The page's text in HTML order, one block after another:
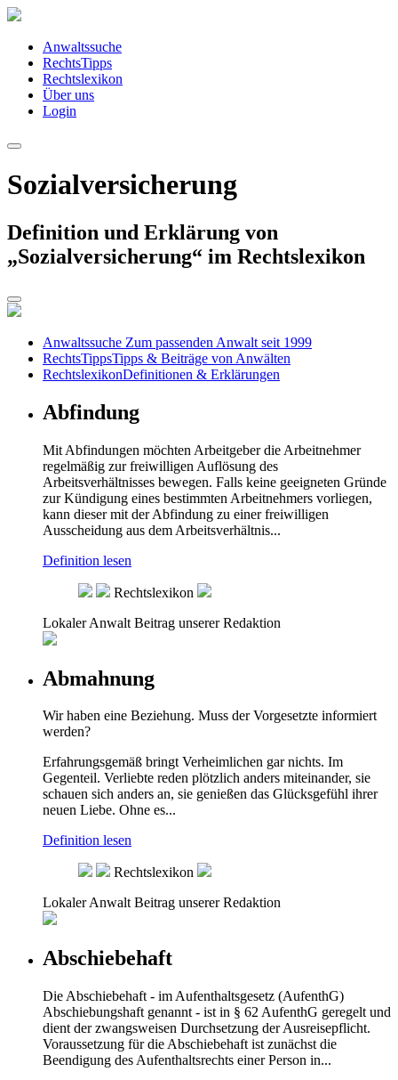
Anwaltssuche
RechtsTipps
Rechtslexikon
Über uns
Login
Sozialversicherung
Definition und Erklärung von
„Sozialversicherung“ im Rechtslexikon
Anwaltssuche Zum passenden Anwalt seit 1999
RechtsTippsTipps & Beiträge von Anwälten
RechtslexikonDefinitionen & Erklärungen
Abfindung
Mit Abfindungen möchten Arbeitgeber die Arbeitnehmer
regelmäßig zur freiwilligen Auflösung des
Arbeitsverhältnisses bewegen. Falls keine geeigneten Gründe
zur Kündigung eines bestimmten Arbeitnehmers vorliegen,
kann dieser mit der Abfindung zu einer freiwilligen
Ausscheidung aus dem Arbeitsverhältnis...
Definition lesen
Rechtslexikon
Lokaler Anwalt Beitrag unserer Redaktion
Abmahnung
Wir haben eine Beziehung. Muss der Vorgesetzte informiert
werden?
Erfahrungsgemäß bringt Verheimlichen gar nichts. Im
Gegenteil. Verliebte reden plötzlich anders miteinander, sie
schauen sich anders an, sie genießen das Glücksgefühl ihrer
neuen Liebe. Ohne es...
Definition lesen
Rechtslexikon
Lokaler Anwalt Beitrag unserer Redaktion
Abschiebehaft
Die Abschiebehaft - im Aufenthaltsgesetz (AufenthG)
Abschiebungshaft genannt - ist in § 62 AufenthG geregelt und
dient der zwangsweisen Durchsetzung der Ausreisepflicht.
Voraussetzung für die Abschiebehaft ist zunächst die
Beendigung des Aufenthaltsrechts einer Person in...